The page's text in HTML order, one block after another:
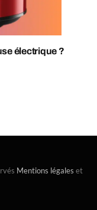
électrique ?
Mentions légales et